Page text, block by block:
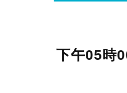
下午05時